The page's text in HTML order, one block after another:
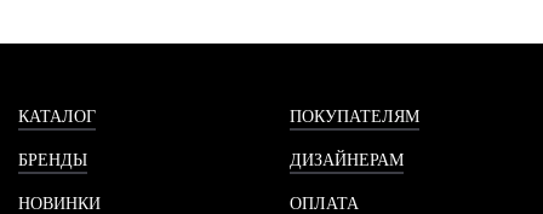
КАТАЛОГ
БРЕНДЫ
НОВИНКИ
ПОКУПАТЕЛЯМ
ДИЗАЙНЕРАМ
ОПЛАТА